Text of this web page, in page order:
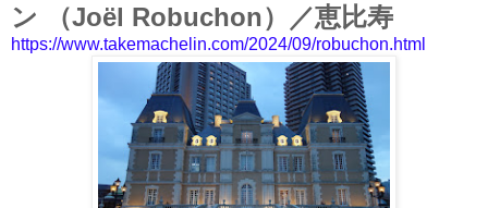
ン （Joël Robuchon）／恵比寿
https://www.takemachelin.com/2024/09/robuchon.html